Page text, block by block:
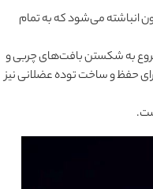
انباشته می‌شود که به تمام
شروع به شکستن بافت‌های چربی و
حفظ و ساخت توده عضلانی نیز